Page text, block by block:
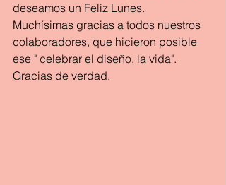
deseamos un Feliz Lunes.
Muchísimas gracias a todos nuestros
colaboradores, que hicieron posible
ese " celebrar el diseño, la vida".
Gracias de verdad.